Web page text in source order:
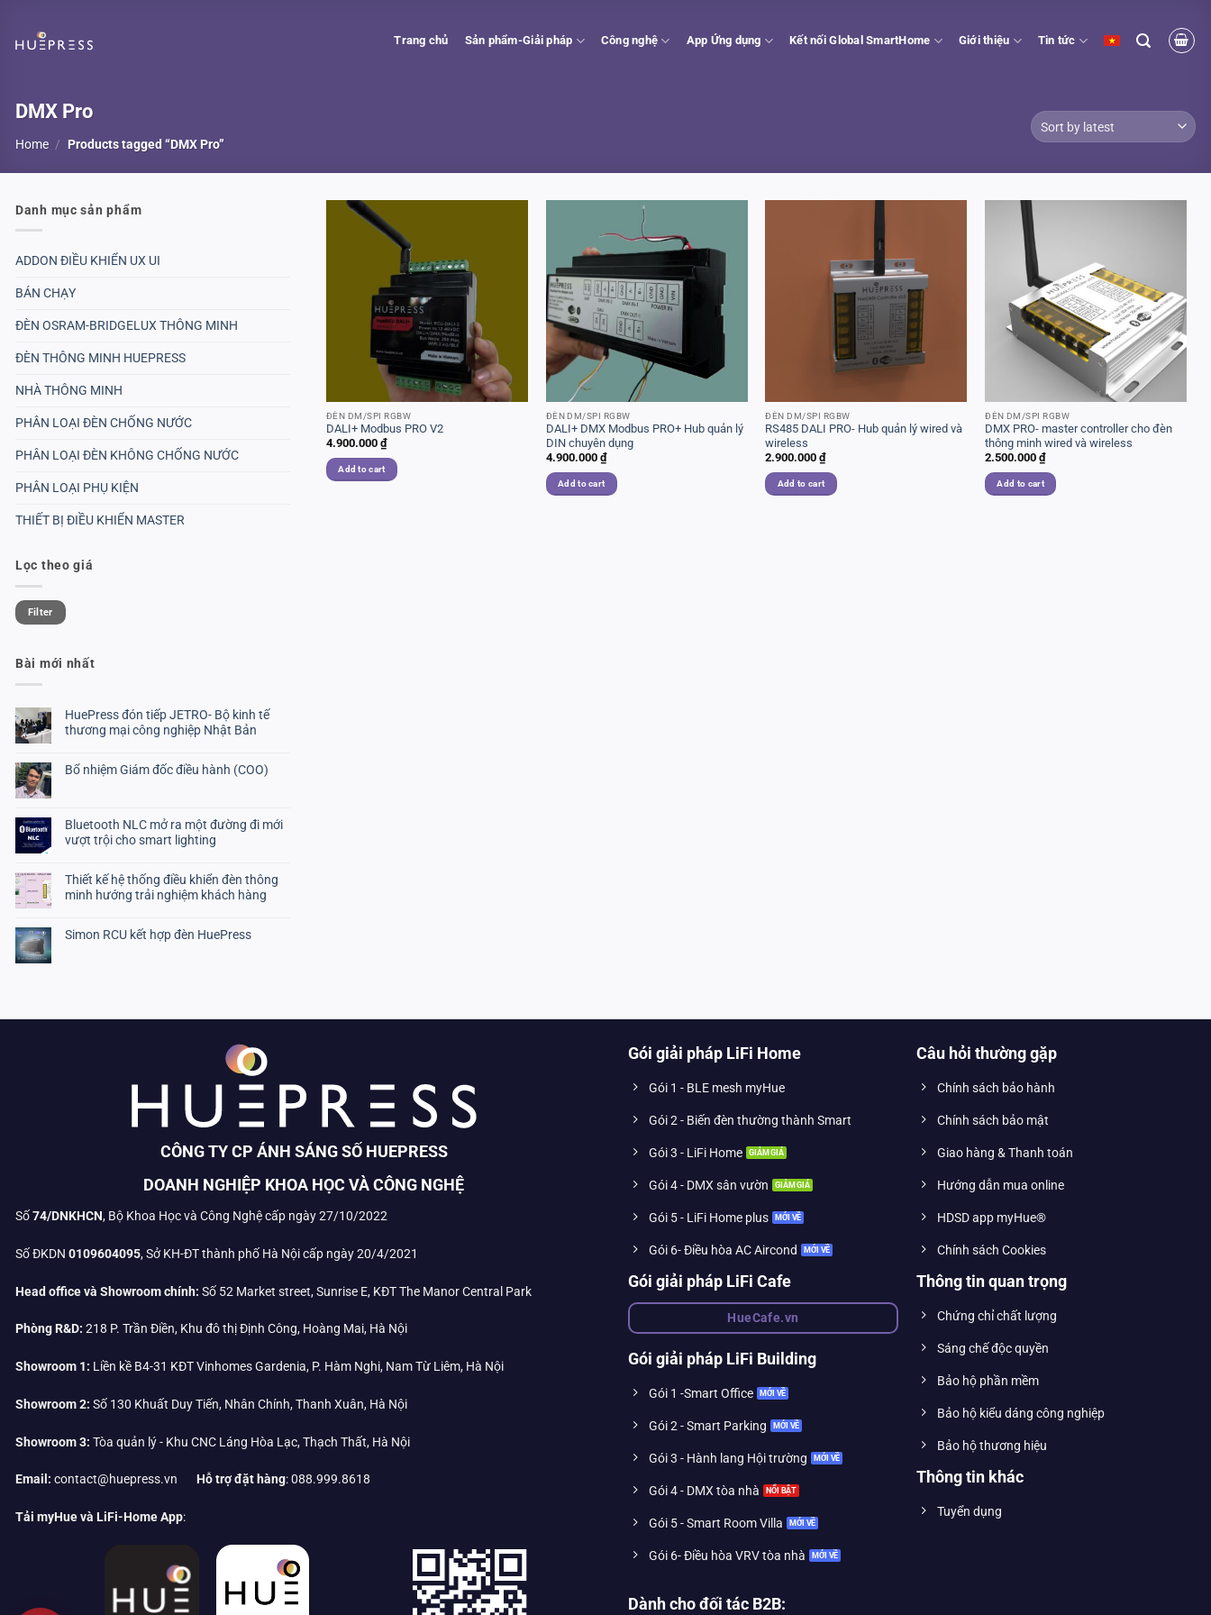
content
Trang chủ Sản phẩm-Giải pháp Công nghệ App Ứng dụng Kết nối Global SmartHome Giới thiệu Tin tức
DMX Pro
Home / Products tagged “DMX Pro”
Danh mục sản phẩm
ADDON ĐIỀU KHIỂN UX UI
BÁN CHẠY
ĐÈN OSRAM-BRIDGELUX THÔNG MINH
ĐÈN THÔNG MINH HUEPRESS
NHÀ THÔNG MINH
PHÂN LOẠI ĐÈN CHỐNG NƯỚC
PHÂN LOẠI ĐÈN KHÔNG CHỐNG NƯỚC
PHÂN LOẠI PHỤ KIỆN
THIẾT BỊ ĐIỀU KHIỂN MASTER
Lọc theo giá
Min
price
Max
priceFilter
Bài mới nhất
HuePress đón tiếp JETRO- Bộ kinh tế
thương mại công nghiệp Nhật Bản
on
Bộ
tế
công
nghiệp
Nhật
Bổ nhiệm Giám đốc điều hành (COO)
Bổ
nhiệm
Giám
hành
(COO)
Bluetooth NLC mở ra một đường đi mới
vượt trội cho smart lighting
on
Bluetooth
NLC
một
lighting
Thiết kế hệ thống điều khiển đèn thông
minh hướng trải nghiệm khách hàng
on
thông
Simon RCU kết hợp đèn HuePress
ĐÈN DM/SPI RGBW
DALI+ Modbus PRO V2
4.900.000 ₫
Add to cart
ĐÈN DM/SPI RGBW
DALI+ DMX Modbus PRO+ Hub quản lý
DIN chuyên dụng
4.900.000 ₫
Add to cart
ĐÈN DM/SPI RGBW
RS485 DALI PRO- Hub quản lý wired và
wireless
2.900.000₫
Add to cart
ĐÈN DM/SPI RGBW
DMX PRO- master controller cho đèn
thông minh wired và wireless
2.500.000₫
Add to cart
CÔNG TY CP ÁNH SÁNG SỐ HUEPRESS
DOANH NGHIỆP KHOA HỌC VÀ CÔNG NGHỆ
Số74/DNKHCN, Bộ Khoa Học và Công Nghệ cấp ngày 27/10/2022
Số ĐKDN 0109604095, Sở KH-ĐT thành phố Hà Nội cấp ngày 20/4/2021
Head office và Showroom chính: Số 52 Market street, Sunrise E, KĐT The Manor Central Park
Phòng R&D: 218 P. Trần Điền, Khu đô thị Định Công, Hoàng Mai, Hà Nội
Showroom 1: Liền kề B4-31 KĐT Vinhomes Gardenia, P. Hàm Nghi, Nam Từ Liêm, Hà Nội
Showroom 2: Số 130 Khuất Duy Tiến, Nhân Chính, Thanh Xuân, Hà Nội
Showroom 3: Tòa quản lý - Khu CNC Láng Hòa Lạc, Thạch Thất, Hà Nội
Email: contact@huepress.vn Hỗ trợ đặt hàng: 088.999.8618
Tải myHue và LiFi-Home App:
Gói giải pháp LiFi Home
Gói 1 - BLE mesh myHue
Gói 2 - Biến đèn thường thành Smart
Gói 3 - LiFi Home
Gói 4 - DMX sân vườn
Gói 5 - LiFi Home plus
Gói 6- Điều hòa AC Aircond
Gói giải pháp LiFi Cafe
HueCafe.vn
Gói giải pháp LiFi Building
Gói 1 -Smart Office
Gói 2 - Smart Parking
Gói 3 - Hành lang Hội trường
Gói 4 - DMX tòa nhà
Gói 5 - Smart Room Villa
Gói 6- Điều hòa VRV tòa nhà
Câu hỏi thường gặp
Chính sách bảo hành
Chính sách bảo mật
Giao hàng & Thanh toán
Hướng dẫn mua online
HDSD app myHue®
Chính sách Cookies
Thông tin quan trọng
Chứng chỉ chất lượng
Sáng chế độc quyền
Bảo hộ phần mềm
Bảo hộ kiểu dáng công nghiệp
Bảo hộ thương hiệu
Thông tin khác
Tuyển dụng
Dành cho đối tác B2B: